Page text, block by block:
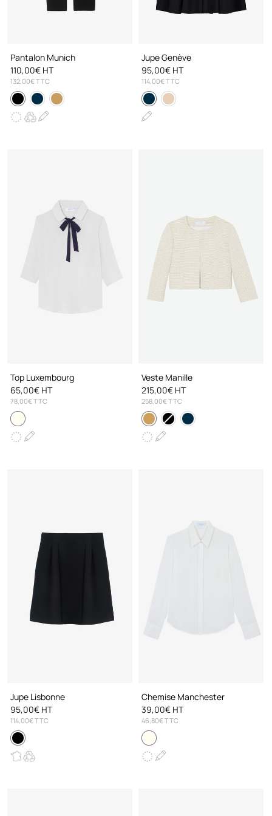
Pantalon Munich
110,00€ HT
132,00€ TTC
Jupe Genève
95,00€ HT
114,00€ TTC
Top Luxembourg
65,00€ HT
78,00€ TTC
Veste Manille
215,00€ HT
258,00€ TTC
Jupe Lisbonne
95,00€ HT
114,00€ TTC
Chemise Manchester
39,00€ HT
46,80€ TTC